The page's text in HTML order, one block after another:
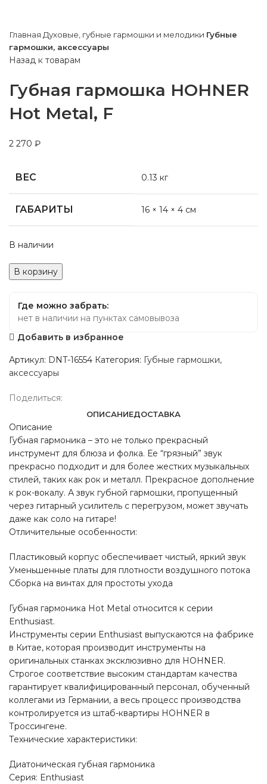
Главная Духовые, губные гармошки и мелодики Губные
гармошки, аксессуары
Назад к товарам
Губная гармошка HOHNER
Hot Metal, F
2 270 ₽
ВЕС 0.13 кг
ГАБАРИТЫ 16 × 14 × 4 см
В наличии
В корзину
Где можно забрать:
нет в наличии на пунктах самовывоза
Добавить в избранное
Артикул: DNT-16554 Категория: Губные гармошки,
аксессуары
Поделиться:
ОПИСАНИЕДОСТАВКА
Описание
Губная гармоника – это не только прекрасный
инструмент для блюза и фолка. Ее “грязный” звук
прекрасно подходит и для более жестких музыкальных
стилей, таких как рок и металл. Прекрасное дополнение
к рок-вокалу. А звук губной гармошки, пропущенный
через гитарный усилитель с перегрузом, может звучать
даже как соло на гитаре!
Отличительные особенности:
Пластиковый корпус обеспечивает чистый, яркий звук
Уменьшенные платы для плотности воздушного потока
Сборка на винтах для простоты ухода
Губная гармоника Hot Metal относится к серии
Enthusiast.
Инструменты серии Enthusiast выпускаются на фабрике
в Китае, которая производит инструменты на
оригинальных станках эксклюзивно для HOHNER.
Строгое соответствие высоким стандартам качества
гарантирует квалифицированный персонал, обученный
коллегами из Германии, а весь процесс производства
контролируется из штаб-квартиры HOHNER в
Троссингене.
Технические характеристики:
Диатоническая губная гармоника
Серия: Enthusiast